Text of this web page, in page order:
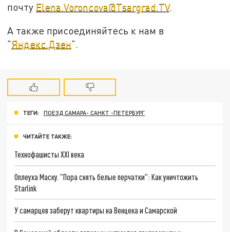
почту Elena.Voroncova@Tsargrad.TV.
А также присоединяйтесь к нам в
"Яндекс.Дзен".
ТЕГИ: ПОЕЗД САМАРА- САНКТ -ПЕТЕРБУРГ
ЧИТАЙТЕ ТАКЖЕ:
Технофашисты XXI века
Оплеуха Маску. "Пора снять белые перчатки": Как уничтожить
Starlink
У самарцев заберут квартиры на Венцека и Самарской